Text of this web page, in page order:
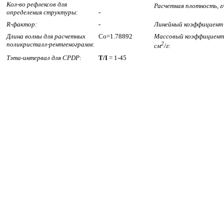
Кол-во рефлексов для
определения структуры: -
Расчетная плотность,
R-фактор: -
Линейный коэффициент
Длина волны для расчетных
поликристалл-рентгенограмм:
Co=1.78892
Массовый
см2/г:
Тэта-интервал для CPDP: T/I = 1-45